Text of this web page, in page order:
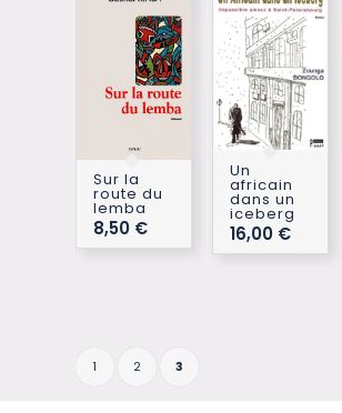
Sur la
route du
lemba
8,50 €
Un
africain
dans un
iceberg
16,00 €
1 2 3